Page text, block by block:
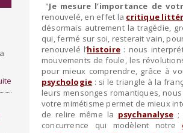
"Je mesure l’importance de
renouvelé, en effet la critique
désormais autrement la tragédie,
qui, fermé sur soi, resterait vain,
renouvelé l’histoire : nous
mouvements de foule, les
pour mieux comprendre, grâce à
psychologie : si le triangle à la
leurs mensonges romantiques,
votre mimétisme permet de mieux
de relire même la psychanalyse ;
concurrence qui modèlent notre